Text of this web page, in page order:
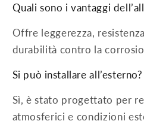
Quali sono i vantaggi
Offre leggerezza,
durabilità contro la
Si può installare all’esterno?
Sì, è stato progettato per
atmosferici e condizioni